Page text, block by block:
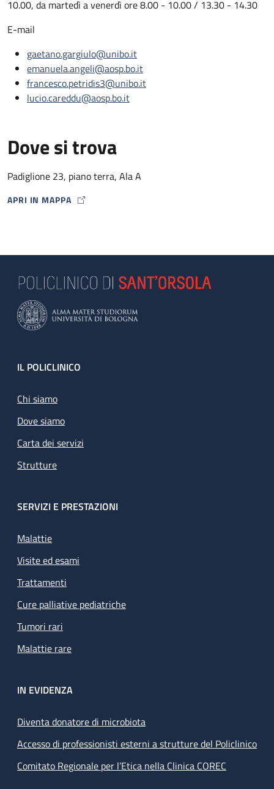
10.00, da martedì a venerdì ore 8.00 - 10.00 / 13.30 - 14.30
E-mail
gaetano.gargiulo@unibo.it
emanuela.angeli@aosp.bo.it
francesco.petridis3@unibo.it
lucio.careddu@aosp.bo.it
Dove si trova
Padiglione 23, piano terra, Ala A
APRI IN MAPPA
MAP ICON
Footer
IL POLICLINICO
Chi siamo
Dove siamo
Carta dei servizi
Strutture
SERVIZI E PRESTAZIONI
Malattie
Visite ed esami
Trattamenti
Cure palliative pediatriche
Tumori rari
Malattie rare
IN EVIDENZA
Diventa donatore di microbiota
Accesso di professionisti esterni a strutture del Policlinico
Comitato Regionale per l’Etica nella Clinica COREC